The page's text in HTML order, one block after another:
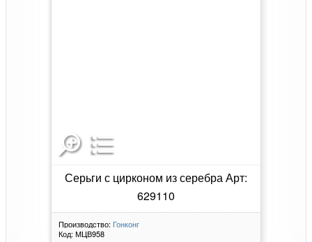
Серьги с цирконом из серебра Арт:
629110
Производство: Гонконг
Код: МЦВ958